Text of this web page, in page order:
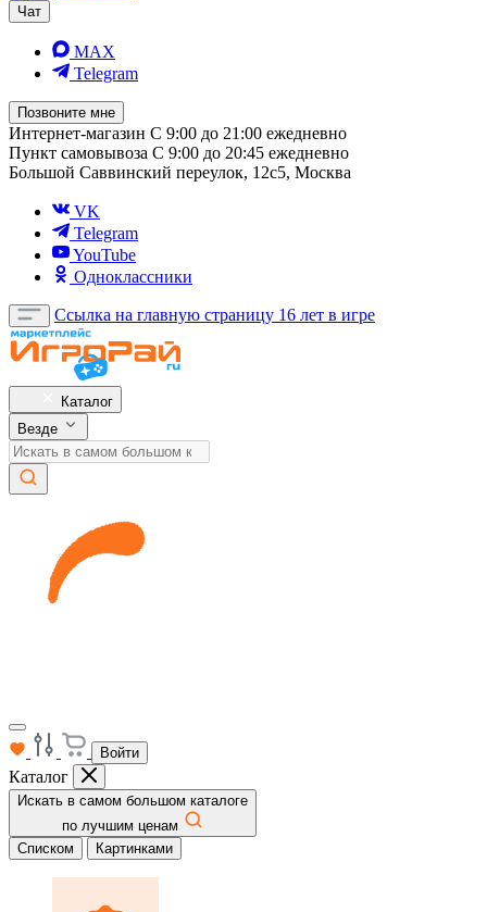
Чат
MAX
Telegram
Позвоните мне
Интернет-магазин С 9:00 до 21:00 ежедневно
Пункт самовывоза С 9:00 до 20:45 ежедневно
Большой Саввинский переулок, 12с5, Москва
VK
Telegram
YouTube
Одноклассники
Ссылка на главную страницу 16 лет в игре
Каталог
Везде
Войти
Каталог
Искать в самом большом каталоге
по лучшим ценам
Списком
Картинками